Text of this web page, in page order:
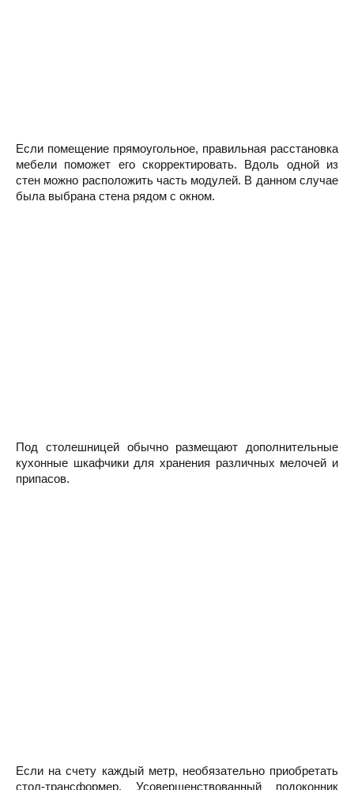
Если помещение прямоугольное, правильная расстановка
мебели поможет его скорректировать. Вдоль одной из
стен можно расположить часть модулей. В данном случае
была выбрана стена рядом с окном.
Под столешницей обычно размещают дополнительные
кухонные шкафчики для хранения различных мелочей и
припасов.
Если на счету каждый метр, необязательно приобретать
стол-трансформер. Усовершенствованный подоконник